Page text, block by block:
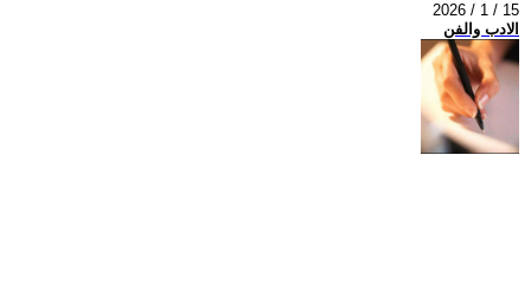
2026 / 1 / 15
الادب والفن